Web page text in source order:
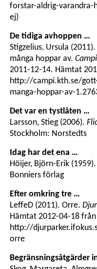
forstar-aldrig-varandra-
ej)
De tidiga avhoppen …
Stigzelius, Ursula
många hoppar av.
2011-12-14. Hämtat
http://campi.kth.se/
manga-hoppar-av-
Det var en tystlåten …
Larsson, Stieg (2006).
Stockholm: Norstedts
Idag har det ena …
Höijer, Björn-Erik (1959).
Bonniers förlag
Efter omkring tre …
LeffeD (2011). Orre.
Hämtat 2012-04-18 från
http://
orre
Begränsningsåtgärder